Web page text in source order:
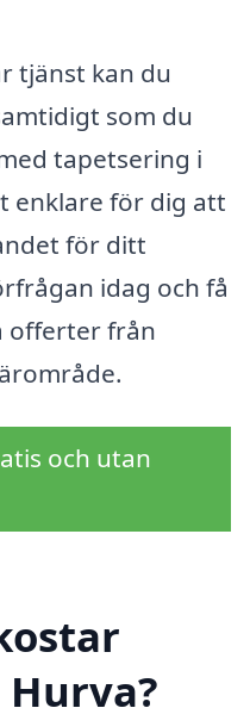
tjänst kan du
som du
tapetsering i
enklare för dig att
för ditt
idag och få
offerter från
och utan